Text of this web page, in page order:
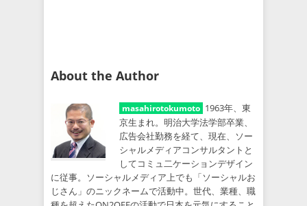
About the Author
masahirotokumoto 1963年、東
京生まれ。明治大学法学部卒業、
広告会社勤務を経て、現在、ソー
シャルメディアコンサルタントと
してコミュ二ケーションデザイン
に従事。ソーシャルメディア上でも「ソーシャルお
じさん」のニックネームで活動中。世代、業種、職